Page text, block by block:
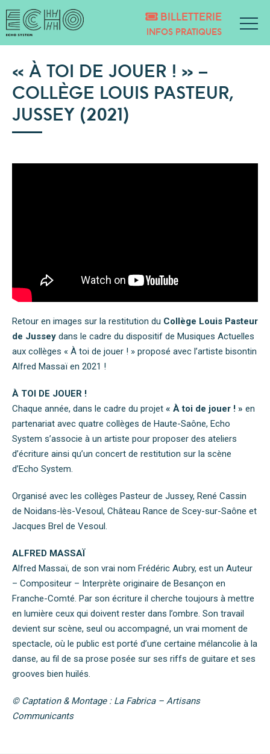
BILLETTERIE
INFOS PRATIQUES
« À TOI DE JOUER ! » –
COLLÈGE LOUIS PASTEUR,
JUSSEY (2021)
Retour en images sur la restitution du Collège Louis Pasteur
de Jussey dans le cadre du dispositif de Musiques Actuelles
aux collèges « À toi de jouer ! » proposé avec l’artiste bisontin
Alfred Massaï en 2021 !
À TOI DE JOUER !
Chaque année, dans le cadre du projet « À toi de jouer ! » en
partenariat avec quatre collèges de Haute-Saône, Echo
System s’associe à un artiste pour proposer des ateliers
d’écriture ainsi qu’un concert de restitution sur la scène
d’Echo System.
Organisé avec les collèges Pasteur de Jussey, René Cassin
de Noidans-lès-Vesoul, Château Rance de Scey-sur-Saône et
Jacques Brel de Vesoul.
ALFRED MASSAÏ
Alfred Massaï, de son vrai nom Frédéric Aubry, est un Auteur
– Compositeur – Interprète originaire de Besançon en
Franche-Comté. Par son écriture il cherche toujours à mettre
en lumière ceux qui doivent rester dans l’ombre. Son travail
devient sur scène, seul ou accompagné, un vrai moment de
spectacle, où le public est porté d’une certaine mélancolie à la
danse, au fil de sa prose posée sur ses riffs de guitare et ses
grooves bien huilés.
© Captation & Montage : La Fabrica – Artisans
Communicants